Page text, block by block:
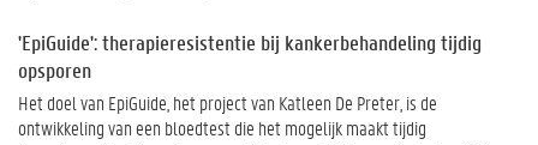
'EpiGuide': therapieresistentie bij kankerbehandeling tijdig
opsporen
Het doel van EpiGuide, het project van Katleen De Preter, is de
ontwikkeling van een bloedtest die het mogelijk maakt tijdig